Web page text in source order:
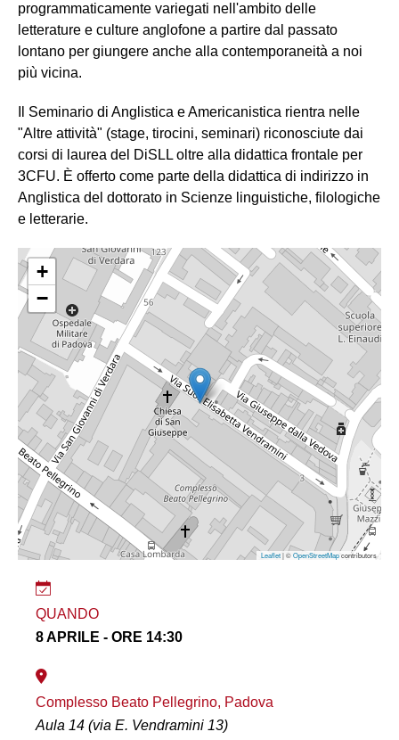
programmaticamente variegati nell'ambito delle
letterature e culture anglofone a partire dal passato
lontano per giungere anche alla contemporaneità a noi
più vicina.
Il Seminario di Anglistica e Americanistica rientra nelle
"Altre attività" (stage, tirocini, seminari) riconosciute dai
corsi di laurea del DiSLL oltre alla didattica frontale per
3CFU. È offerto come parte della didattica di indirizzo in
Anglistica del dottorato in Scienze linguistiche, filologiche
e letterarie.
+
−
Leaflet| ©OpenStreetMapcontributors
QUANDO
8 APRILE - ORE 14:30
Complesso Beato Pellegrino, Padova
Aula 14 (via E. Vendramini 13)